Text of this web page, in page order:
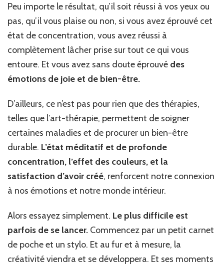
Peu importe le résultat, qu’il soit réussi à vos yeux ou
pas, qu’il vous plaise ou non, si vous avez éprouvé cet
état de concentration, vous avez réussi à
complètement lâcher prise sur tout ce qui vous
entoure. Et vous avez sans doute éprouvé des
émotions de joie et de bien-être.
D’ailleurs, ce n’est pas pour rien que des thérapies,
telles que l’art-thérapie, permettent de soigner
certaines maladies et de procurer un bien-être
durable. L’état méditatif et de profonde
concentration, l’effet des couleurs, et la
satisfaction d’avoir créé, renforcent notre connexion
à nos émotions et notre monde intérieur.
Alors essayez simplement. Le plus difficile est
parfois de se lancer. Commencez par un petit carnet
de poche et un stylo. Et au fur et à mesure, la
créativité viendra et se développera. Et ses moments